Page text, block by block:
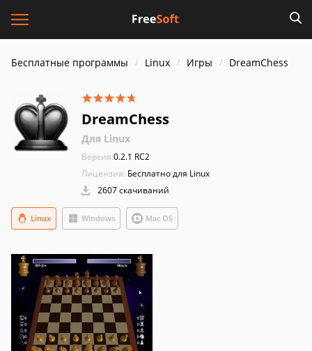
Бесплатные программы Linux Игры DreamChess
DreamChess
Для Linux
Версия:0.2.1 RC2
Лицензия: Бесплатно для Linux
2607 скачиваний
Windows Mac OS
Linux